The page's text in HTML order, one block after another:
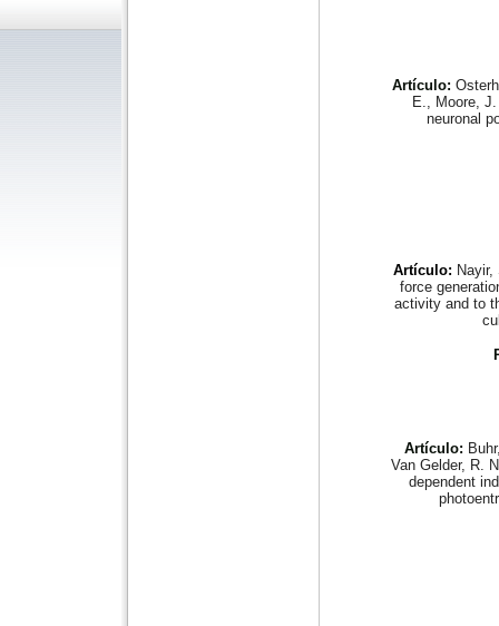
Artículo:
E., Moore,
neuronal
Artículo:
force
activity and to
Artículo:
Van Gelder, R.
dependent